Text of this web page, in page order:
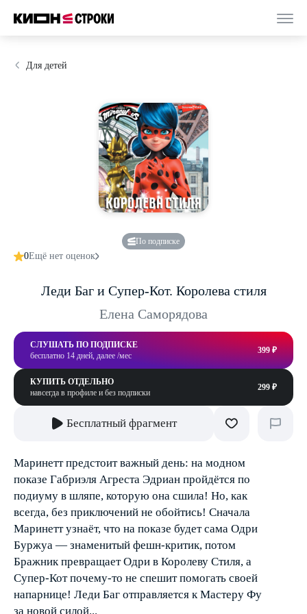
Для детей
По подписке
0Ещё нет оценок
Леди Баг и Супер-Кот. Королева стиля
Елена Саморядова
СЛУШАТЬ ПО ПОДПИСКЕ
бесплатно 14 дней, далее /мес
399 ₽
КУПИТЬ ОТДЕЛЬНО
навсегда в профиле и без подписки
299 ₽
Бесплатный фрагмент
Маринетт предстоит важный день: на модном
показе Габриэля Агреста Эдриан пройдётся по
подиуму в шляпе, которую она сшила! Но, как
всегда, без приключений не обойтись! Сначала
Маринетт узнаёт, что на показе будет сама Одри
Буржуа — знаменитый фешн-критик, потом
Бражник превращает Одри в Королеву Стиля, а
Супер-Кот почему-то не спешит помогать своей
напарнице! Леди Баг отправляется к Мастеру Фу
за новой силой...